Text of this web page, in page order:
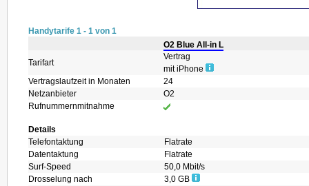
Handytarife 1 - 1 von 1
O2 Blue All-in L
Tarifart
Vertrag
mit iPhone
Vertragslaufzeit in Monaten
24
Netzanbieter
O2
Rufnummernmitnahme
Details
Telefontaktung
Flatrate
Datentaktung
Flatrate
Surf-Speed
50,0 Mbit/s
Drosselung nach
3,0 GB